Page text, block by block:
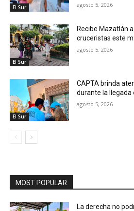
El Sur agosto 5, 2026
El Sur
Recibe Mazatlán
cruceristas este
agosto 5, 2026
El Sur
CAPTA brinda
durante la llegada
agosto 5, 2026
MOST POPULAR
La derecha no